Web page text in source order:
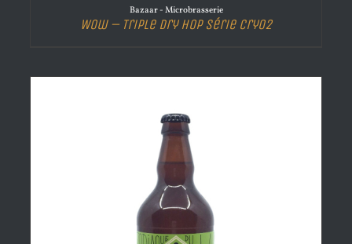
Bazaar - Microbrasserie
Wow – Triple Dry Hop Série Cryo2